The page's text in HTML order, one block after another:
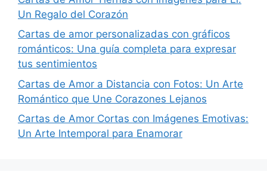
Un Regalo del Corazón
Cartas de amor personalizadas con gráficos
románticos: Una guía completa para expresar
tus sentimientos
Cartas de Amor a Distancia con Fotos: Un Arte
Romántico que Une Corazones Lejanos
Cartas de Amor Cortas con Imágenes Emotivas:
Un Arte Intemporal para Enamorar